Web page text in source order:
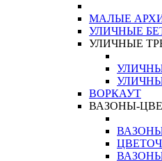
МАЛЫЕ
УЛИЧНЫЕ
УЛИЧНЫЕ
ВОРКАУТ
ВАЗОНЫ-